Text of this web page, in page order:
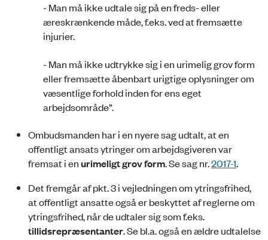
- Man må ikke udtale sig på en freds- eller
æreskrænkende måde, f.eks. ved at fremsætte
injurier.
- Man må ikke udtrykke sig i en urimelig grov form
eller fremsætte åbenbart urigtige oplysninger om
væsentlige forhold inden for ens eget
arbejdsområde”.
Ombudsmanden har i en nyere sag udtalt, at en
offentligt ansats ytringer om arbejdsgiveren var
fremsat i enurimeligt grov form. Se sag nr.2017-1.
Det fremgår af pkt. 3 i vejledningen om ytringsfrihed,
at offentligt ansatte også er beskyttet af reglerne om
ytringsfrihed, når de udtaler sig som f.eks.
tillidsrepræsentanter. Se bl.a. også en ældre udtalelse